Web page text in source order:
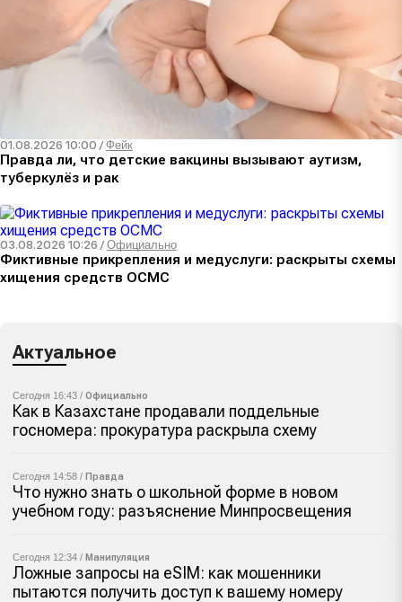
01.08.2026 10:00 /Фейк
Правда ли, что детские вакцины вызывают аутизм,
туберкулёз и рак
03.08.2026 10:26 /Официально
Фиктивные прикрепления и медуслуги: раскрыты схемы
хищения средств ОСМС
Актуальное
Сегодня 16:43 / Официально
Как в Казахстане продавали поддельные
госномера: прокуратура раскрыла схему
Сегодня 14:58 / Правда
Что нужно знать о школьной форме в новом
учебном году: разъяснение Минпросвещения
Сегодня 12:34 / Манипуляция
Ложные запросы на eSIM: как мошенники
пытаются получить доступ к вашему номеру